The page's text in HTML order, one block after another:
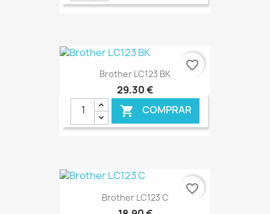
€ ONLINE
Brother LC123 BK
29,30 €
 COMPRAR
€ ONLINE
favorite_border
Brother LC123 C
favorite_border